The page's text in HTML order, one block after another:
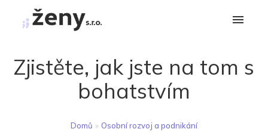
Zjistěte, jak jste na tom s
bohatstvím
Domů » Osobní rozvoj a podnikání